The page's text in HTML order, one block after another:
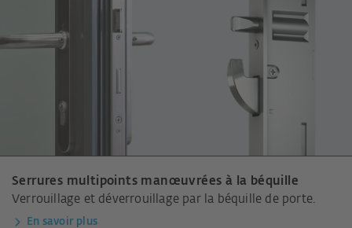
Serrures multipoints manœuvrées à la béquille
Verrouillage et déverrouillage par la béquille de porte.
En savoir plus